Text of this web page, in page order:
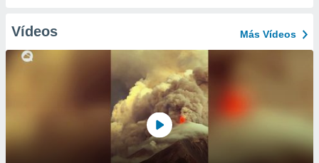
Vídeos Más Vídeos